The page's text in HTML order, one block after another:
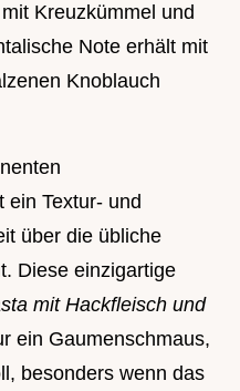
Kreuzkümmel und
Note erhält mit
Knoblauch
ein Textur- und
über die übliche
Diese einzigartige
mit Hackfleisch und
ein Gaumenschmaus,
besonders wenn das